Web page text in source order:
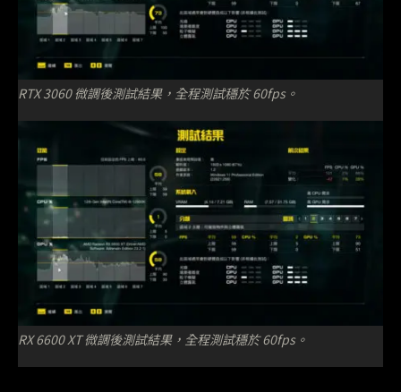
RTX 3060 微調後測試結果，全程測試穩於 60fps。
RX 6600 XT 微調後測試結果，全程測試穩於 60fps。